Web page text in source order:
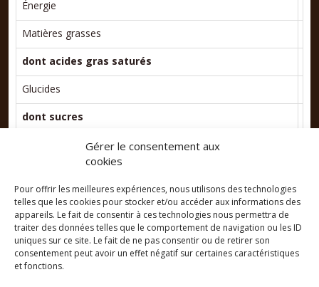
Gérer le consentement aux
cookies
Pour offrir les meilleures expériences, nous utilisons des technologies
telles que les cookies pour stocker et/ou accéder aux informations des
appareils. Le fait de consentir à ces technologies nous permettra de
traiter des données telles que le comportement de navigation ou les ID
uniques sur ce site. Le fait de ne pas consentir ou de retirer son
consentement peut avoir un effet négatif sur certaines caractéristiques
et fonctions.
Énergie
Matières grasses
dont acides gras saturés
Glucides
dont sucres